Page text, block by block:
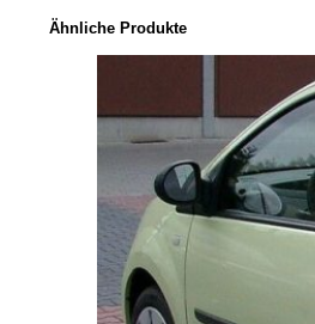
Ähnliche Produkte